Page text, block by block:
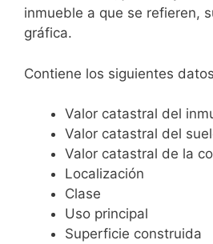
inmueble a que se refieren,
gráfica.
Contiene los siguientes
Valor catastral del
Valor catastral del
Valor catastral de la
Localización
Clase
Uso principal
Superficie construida